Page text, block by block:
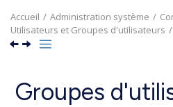
Accueil Administration système
Utilisateurs et Groupes d'utilisateurs
Groupes